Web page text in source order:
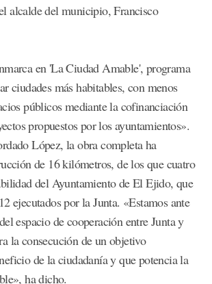
alcalde del municipio, Francisco
en 'La Ciudad Amable', programa
ciudades más habitables, con menos
públicos mediante la cofinanciación
propuestos por los ayuntamientos».
López, la obra completa ha
de 16 kilómetros, de los que cuatro
del Ayuntamiento de El Ejido, que
ejecutados por la Junta. «Estamos ante
espacio de cooperación entre Junta y
la consecución de un objetivo
de la ciudadanía y que potencia la
ha dicho.